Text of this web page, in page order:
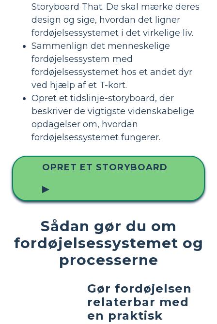
Storyboard That. De skal mærke deres
design og sige, hvordan det ligner
fordøjelsessystemet i det virkelige liv.
Sammenlign det menneskelige
fordøjelsessystem med
fordøjelsessystemet hos et andet dyr
ved hjælp af et T-kort.
Opret et tidslinje-storyboard, der
beskriver de vigtigste videnskabelige
opdagelser om, hvordan
fordøjelsessystemet fungerer.
OPRET ET STORYBOARD
▶
Sådan gør du om
fordøjelsessystemet og
processerne
Gør fordøjelsen
relaterbar med
en praktisk